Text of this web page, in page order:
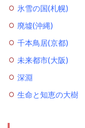
氷雪の国(札幌)
廃墟(沖縄)
千本鳥居(京都)
未来都市(大阪)
深淵
生命と知恵の大樹